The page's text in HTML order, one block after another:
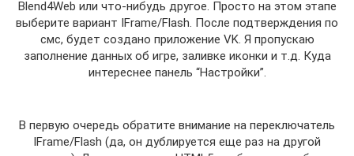
Blend4Web или что-нибудь другое. Просто на этом этапе
выберите вариант IFrame/Flash. После подтверждения по
смс, будет создано приложение VK. Я пропускаю
заполнение данных об игре, заливке иконки и т.д. Куда
интереснее панель “Настройки”.
В первую очередь обратите внимание на переключатель
IFrame/Flash (да, он дублируется еще раз на другой